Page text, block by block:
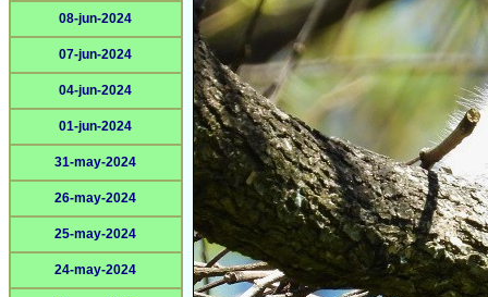
08-jun-2024
07-jun-2024
04-jun-2024
01-jun-2024
31-may-2024
26-may-2024
25-may-2024
24-may-2024